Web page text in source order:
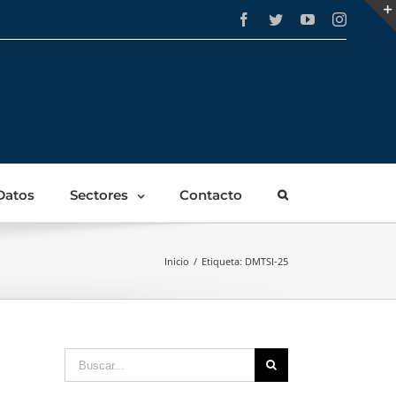
Facebook
TwitterYouTube
Sectores Contacto
Inicio / Etiqueta: DMTSI-25